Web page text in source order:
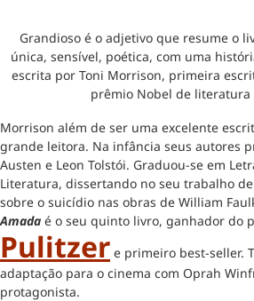
Grandioso é o adjetivo que resume o
única, sensível, poética, com uma
escrita por Toni Morrison, primeira
prêmio Nobel de literatura
Morrison além de ser uma excelente
grande leitora. Na infância seus autores
Austen e Leon Tolstói. Graduou-se em
Literatura, dissertando no seu trabalho
sobre o suicídio nas obras de William
Amada é o seu quinto livro, ganhador do
Pulitzer e primeiro best-seller.
adaptação para o cinema com Oprah
protagonista.